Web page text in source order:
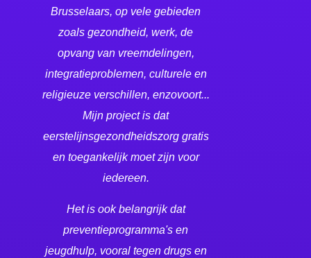
Brusselaars, op vele gebieden
zoals gezondheid, werk, de
opvang van vreemdelingen,
integratieproblemen, culturele en
religieuze verschillen, enzovoort...
Mijn project is dat
eerstelijnsgezondheidszorg gratis
en toegankelijk moet zijn voor
iedereen.
Het is ook belangrijk dat
preventieprogramma's en
jeugdhulp, vooral tegen drugs en